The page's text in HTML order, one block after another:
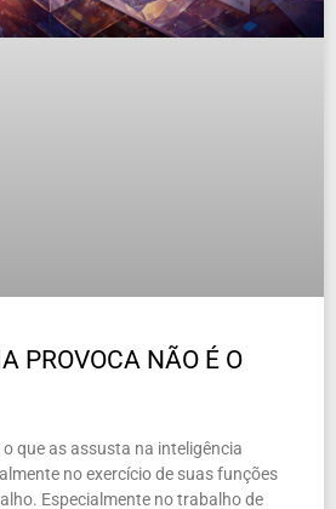
PROVOCA NÃO É O
que as assusta na inteligência
no exercício de suas funções
Especialmente no trabalho de